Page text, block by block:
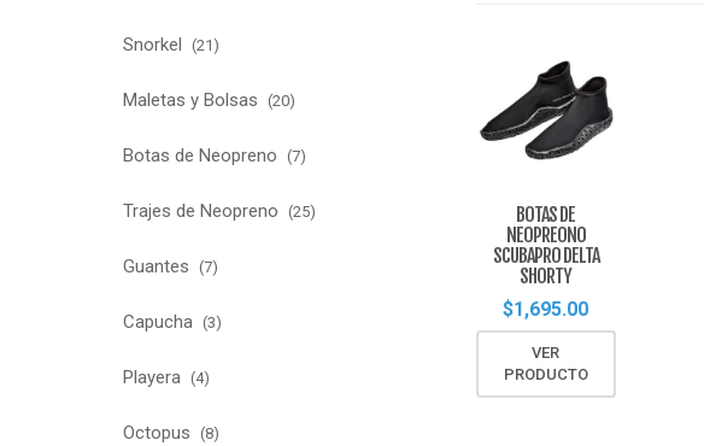
BOTAS DE
NEOPREONO
SCUBAPRO DELTA
SHORTY
$1,695.00
VER
PRODUCTO
Snorkel (21)
Maletas y Bolsas (20)
Botas de Neopreno (7)
Trajes de Neopreno (25)
Guantes (7)
Capucha (3)
Playera (4)
Octopus (8)